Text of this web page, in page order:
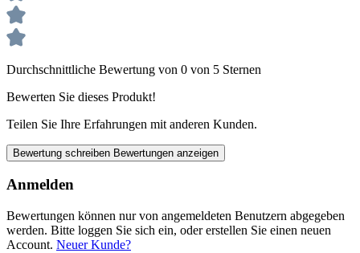
Durchschnittliche Bewertung von 0 von 5 Sternen
Bewerten Sie dieses Produkt!
Teilen Sie Ihre Erfahrungen mit anderen Kunden.
Bewertung schreiben Bewertungen anzeigen
Anmelden
Bewertungen können nur von angemeldeten Benutzern abgegeben
werden. Bitte loggen Sie sich ein, oder erstellen Sie einen neuen
Account. Neuer Kunde?